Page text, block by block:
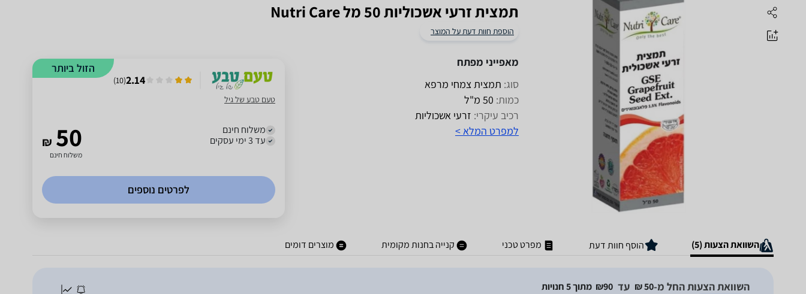
תמצית זרעי אשכוליות 50 מל Nutri Care
הוספת חוות דעת על המוצר
מאפייני מפתח
סוג: תמצית צמחי מרפא
כמות: 50 מ"ל
רכיב עיקרי: זרעי אשכוליות
למפרט המלא >
הזול ביותר
2.14
(
10
)
טעם טבע של גיל
משלוח חינם
עד 3 ימי עסקים
₪ 50
משלוח חינם
לפרטים נוספים
השוואת הצעות (5) הוסף חוות דעת מפרט טכני קנייה בחנות מקומית מוצרים דומים
השוואת הצעות החל מ-50‏ ₪ עד 90‏₪
מתוך 5 חנויות